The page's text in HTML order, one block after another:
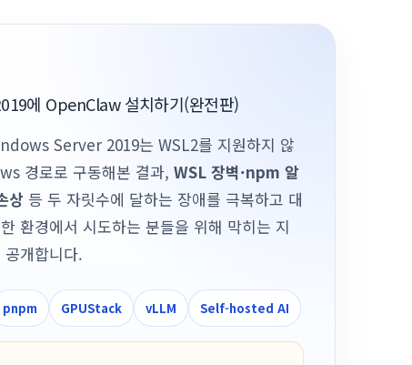
에 OpenClaw 설치하기(완전판)
Server 2019는 WSL2를 지원하지 않
경로로 구동해본 결과,WSL 장벽·npm 알
상 등 두 자릿수에 달하는 장애를 극복하고 대
환경에서 시도하는 분들을 위해 막히는 지
개합니다.
pnpm GPUStack vLLM Self-hosted AI